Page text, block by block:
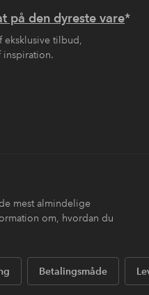
på den dyreste vare*
eksklusive tilbud,
inspiration.
mest almindelige
om, hvordan du
Betalingsmåde